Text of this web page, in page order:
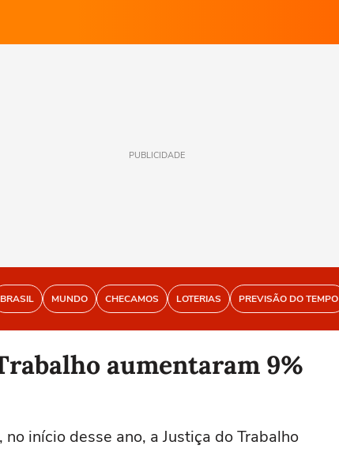
PUBLICIDADE
BRASIL MUNDO CHECAMOS LOTERIAS PREVISÃO DO TEMPO
aumentaram 9%
início desse ano, a Justiça do Trabalho